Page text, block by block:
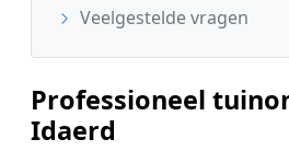
Veelgestelde vragen
Professioneel
Idaerd